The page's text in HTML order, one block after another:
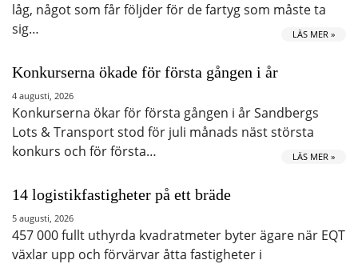
låg, något som får följder för de fartyg som måste ta
sig…
LÄS MER »
Konkurserna ökade för första gången i år
4 augusti, 2026
Konkurserna ökar för första gången i år Sandbergs
Lots & Transport stod för juli månads näst största
konkurs och för första…
LÄS MER »
14 logistikfastigheter på ett bräde
5 augusti, 2026
457 000 fullt uthyrda kvadratmeter byter ägare när EQT
växlar upp och förvärvar åtta fastigheter i